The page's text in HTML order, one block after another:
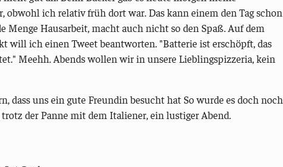
ich relativ früh dort war. Das kann einem den Tag schon
Menge Hausarbeit, macht auch nicht so den Spaß. Auf dem
will ich einen Tweet beantworten. "Batterie ist erschöpft, das
Meehh. Abends wollen wir in unsere Lieblingspizzeria, kein
dass uns ein gute Freundin besucht hat So wurde es doch noch
der Panne mit dem Italiener, ein lustiger Abend.